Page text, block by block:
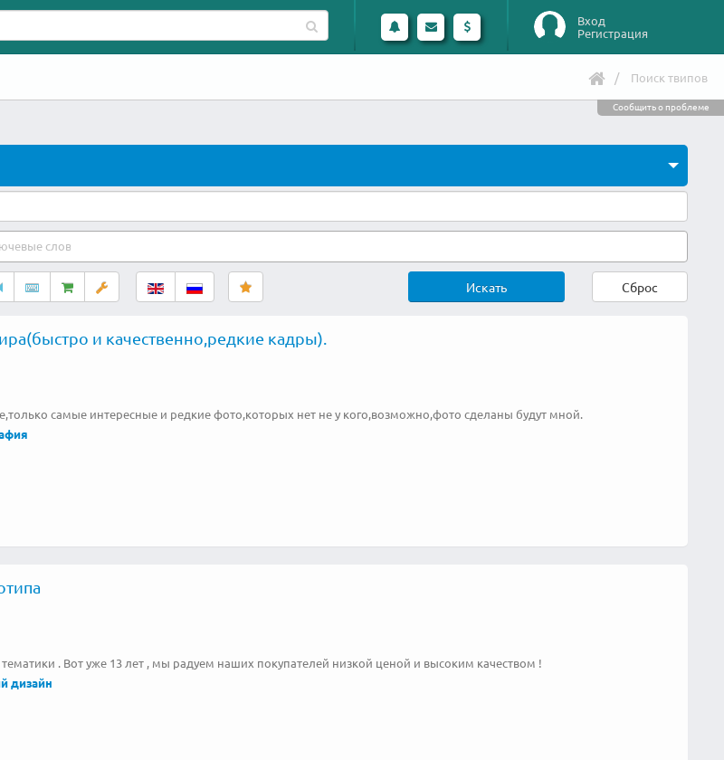
Вход
Регистрация
Поиск твипов
Сообщить о проблеме
Искать Сброс
и качественно,редкие кадры).
самые интересные и редкие фото,которых нет не у кого,возможно,фото сделаны будут мной.
. Вот уже 13 лет , мы радуем наших покупателей низкой ценой и высоким качеством !
дизайн